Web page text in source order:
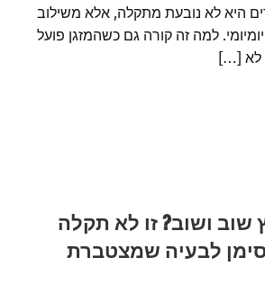
היא לא נובעת מתקלה, אלא משילוב
למה זה קורה גם כשהמזגן פועל
לא […]
ושוב? זו לא תקלה
לבעיה שמצטברת